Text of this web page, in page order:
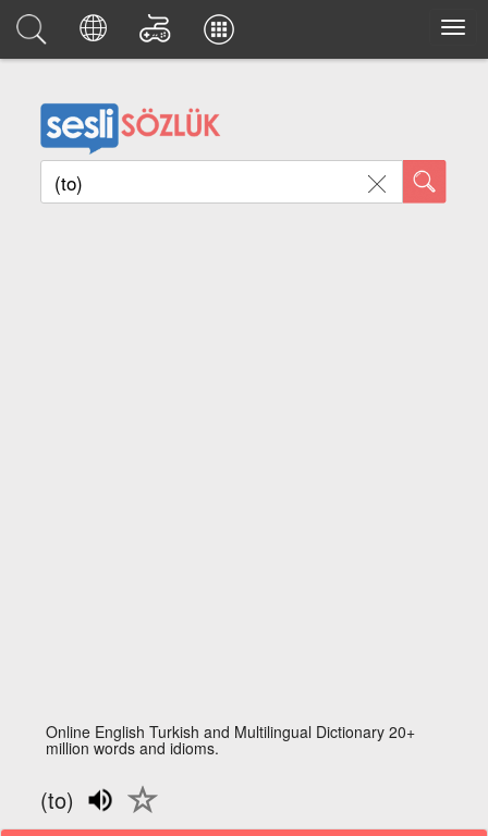
Online English Turkish and Multilingual Dictionary 20+
million words and idioms.
(to)